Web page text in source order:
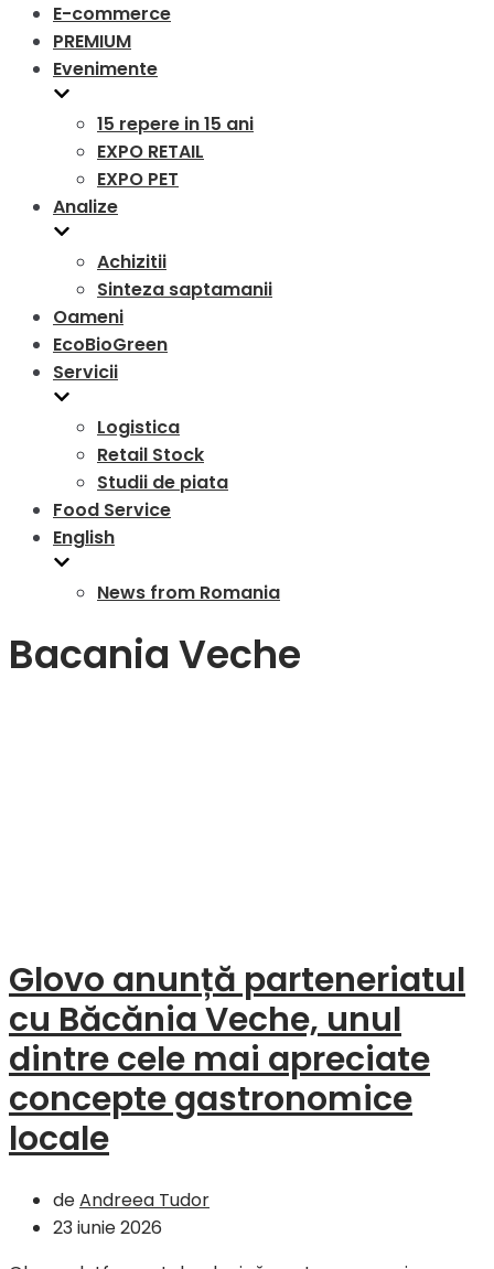
E-commerce
PREMIUM
Evenimente
15 repere in 15 ani
EXPO RETAIL
EXPO PET
Analize
Achizitii
Sinteza saptamanii
Oameni
EcoBioGreen
Servicii
Logistica
Retail Stock
Studii de piata
Food Service
English
News from Romania
Bacania Veche
Glovo anunță parteneriatul
cu Băcănia Veche, unul
dintre cele mai apreciate
concepte gastronomice
locale
deAndreea Tudor
23 iunie 2026